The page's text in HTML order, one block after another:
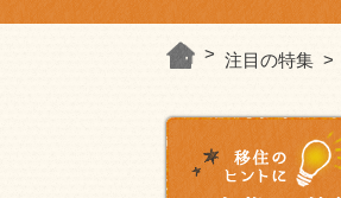
注目の特集